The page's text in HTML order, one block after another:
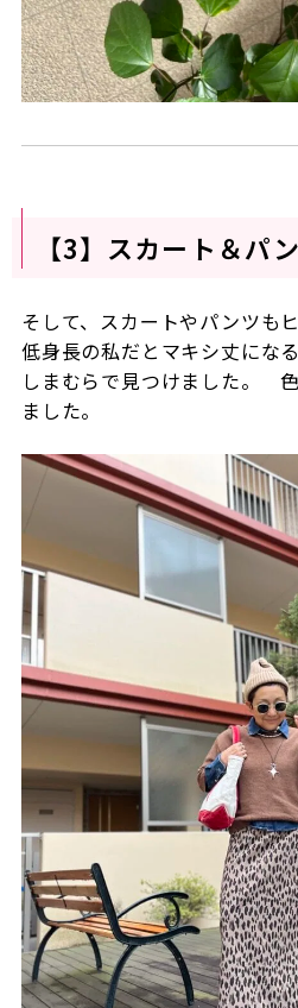
【3】スカート＆パ
そして、スカートやパンツも
低身長の私だとマキシ丈にな
しまむらで見つけました。
ました。